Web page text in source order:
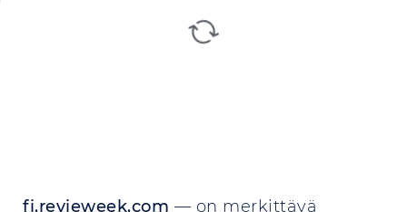
fi.revieweek.com — on merkittävä